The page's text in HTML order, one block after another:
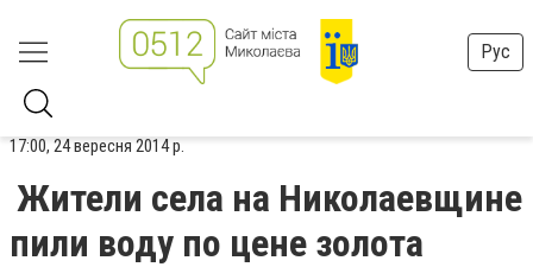
Рус
17:00, 24 вересня 2014 р.
Жители села на Николаевщине
пили воду по цене золота